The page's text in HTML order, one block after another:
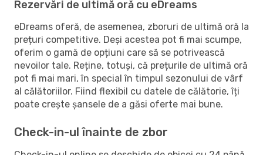
Rezervări de ultimă oră cu eDreams
eDreams oferă, de asemenea, zboruri de ultimă oră la
prețuri competitive. Deși acestea pot fi mai scumpe,
oferim o gamă de opțiuni care să se potrivească
nevoilor tale. Reține, totuși, că prețurile de ultimă oră
pot fi mai mari, în special în timpul sezonului de vârf
al călătoriilor. Fiind flexibil cu datele de călătorie, îți
poate crește șansele de a găsi oferte mai bune.
Check-in-ul înainte de zbor